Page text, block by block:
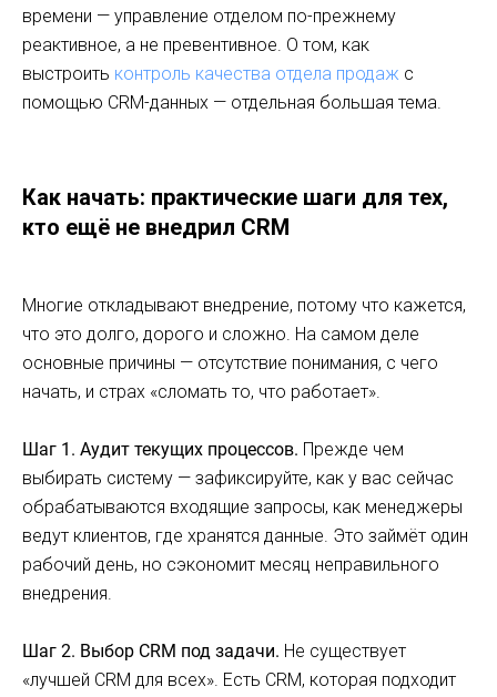
времени — управление отделом по-прежнему
реактивное, а не превентивное. О том, как
выстроить контроль качества отдела продаж с
помощью CRM-данных — отдельная большая тема.
Как начать: практические шаги для тех,
кто ещё не внедрил CRM
Многие откладывают внедрение, потому что кажется,
что это долго, дорого и сложно. На самом деле
основные причины — отсутствие понимания, с чего
начать, и страх «сломать то, что работает».
Шаг 1. Аудит текущих процессов. Прежде чем
выбирать систему — зафиксируйте, как у вас сейчас
обрабатываются входящие запросы, как менеджеры
ведут клиентов, где хранятся данные. Это займёт один
рабочий день, но сэкономит месяц неправильного
внедрения.
Шаг 2. Выбор CRM под задачи. Не существует
«лучшей CRM для всех». Есть CRM, которая подходит